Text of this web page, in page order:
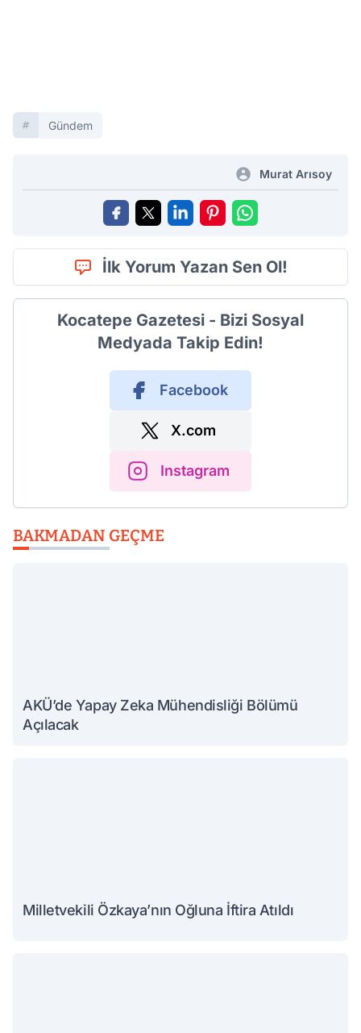
Gündem
Murat Arısoy
İlk Yorum Yazan Sen Ol!
Kocatepe Gazetesi - Bizi Sosyal
Medyada Takip Edin!
Facebook
X.com
Instagram
BAKMADAN GEÇME
AKÜ’de Yapay Zeka Mühendisliği Bölümü
Açılacak
Milletvekili Özkaya’nın Oğluna İftira Atıldı